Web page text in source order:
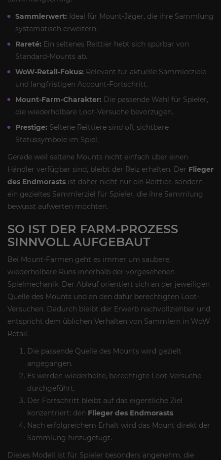
Sammlerwert: Ideal für Mount-Jäger, die ihre Sammlung
systematisch erweitern.
Rareté: Ein seltenes Reittier hebt sich spürbar von
Standard-Mounts ab.
WoW-Retail-Fokus: Relevant für aktuelle Sammlerziele
und langfristigen Account-Fortschritt.
Mount-Farm-Charakter: Die passende Wahl für Spieler,
die wiederholbare Loot-Versuche bevorzugen.
Prestige: Seltene Reittiere sind oft sichtbare
Statussymbole im Spiel.
Gerade weil seltene Mounts nicht einfach über einen
Händler verfügbar sind, bleibt der Reiz erhalten. Der Flieger
des Endmorasts ist daher nicht nur ein Reittier, sondern
ein gezieltes Sammlerziel für Spieler, die ihre Sammlung
bewusst aufwerten möchten.
SO IST DER FARM-PROZESS
SINNVOLL AUFGEBAUT
Bei Mount-Farmen geht es immer um saubere,
wiederholbare Runs innerhalb der vorgesehenen
Spielmechanik. Der Ablauf orientiert sich an der jeweiligen
Quelle des Mounts und an den dafür berechtigten Loot-
Versuchen. Dadurch bleibt der Erwerb nachvollziehbar und
entspricht dem üblichen Verhalten von Sammlern in WoW
Retail.
Die passende Quelle des Mounts wird gezielt
angegangen.
Es werden wiederholte, berechtigte Loot-Versuche
durchgeführt.
Der Fortschritt bleibt auf das eigentliche Ziel
konzentriert: den Flieger des Endmorasts.
Nach erfolgreichem Erhalt wird das Mount direkt der
Sammlung hinzugefügt.
Dieses Modell ist für Spieler besonders angenehm, die